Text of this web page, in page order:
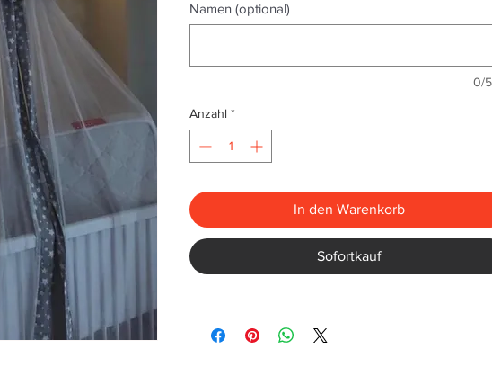
Namen (optional)
0/
Anzahl *
In den Warenkorb
Sofortkauf